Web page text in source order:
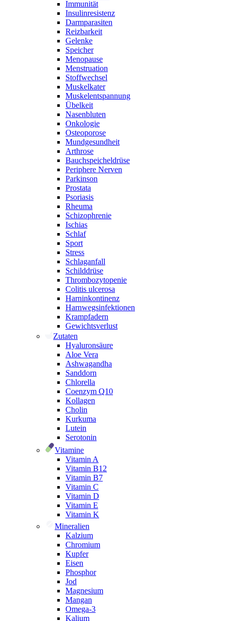
Immunität
Insulinresistenz
Darmparasiten
Reizbarkeit
Gelenke
Speicher
Menopause
Menstruation
Stoffwechsel
Muskelkater
Muskelentspannung
Übelkeit
Nasenbluten
Onkologie
Osteoporose
Mundgesundheit
Arthrose
Bauchspeicheldrüse
Periphere Nerven
Parkinson
Prostata
Psoriasis
Rheuma
Schizophrenie
Ischias
Schlaf
Sport
Stress
Schlaganfall
Schilddrüse
Thrombozytopenie
Colitis ulcerosa
Harninkontinenz
Harnwegsinfektionen
Krampfadern
Gewichtsverlust
Zutaten
Hyaluronsäure
Aloe Vera
Ashwagandha
Sanddorn
Chlorella
Coenzym Q10
Kollagen
Cholin
Kurkuma
Lutein
Serotonin
Vitamine
Vitamin A
Vitamin B12
Vitamin B7
Vitamin C
Vitamin D
Vitamin E
Vitamin K
Mineralien
Kalzium
Chromium
Kupfer
Eisen
Phosphor
Jod
Magnesium
Mangan
Omega-3
Kalium